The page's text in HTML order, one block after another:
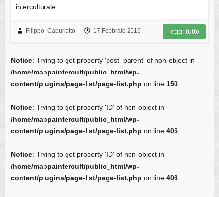
interculturale.
Filippo_Caburlotto 17 Febbraio 2015 leggi tutto
Notice: Trying to get property 'post_parent' of non-object in
/home/mappaintercult/public_html/wp-
content/plugins/page-list/page-list.php on line 150
Notice: Trying to get property 'ID' of non-object in
/home/mappaintercult/public_html/wp-
content/plugins/page-list/page-list.php on line 405
Notice: Trying to get property 'ID' of non-object in
/home/mappaintercult/public_html/wp-
content/plugins/page-list/page-list.php on line 406